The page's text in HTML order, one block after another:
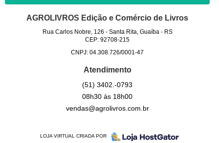
AGROLIVROS Edição e Comércio de Livros
Rua Carlos Nobre, 126 - Santa Rita, Guaíba - RS
CEP: 92708-215
CNPJ: 04.308.726/0001-47
Atendimento
(51) 3402.-0793
08h30 às 18h00
vendas@agrolivros.com.br
LOJA VIRTUAL CRIADA POR